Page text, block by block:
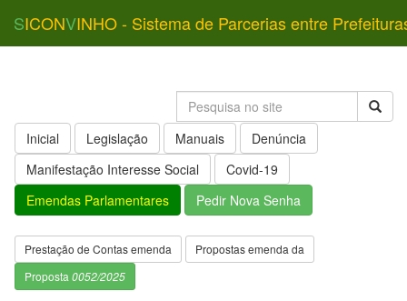
SICONVINHO - Sistema de Parcerias entre
Inicial Legislação Manuais
Denúncia
Manifestação Interesse Social
Covid-19
Emendas Parlamentares
Pedir Nova Senha
Prestação de Contas emenda
Propostas emenda da
Proposta 0052/2025